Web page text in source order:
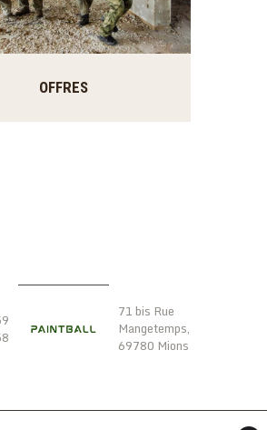
OFFRES
71 bis Rue
Mangetemps,
69780 Mions